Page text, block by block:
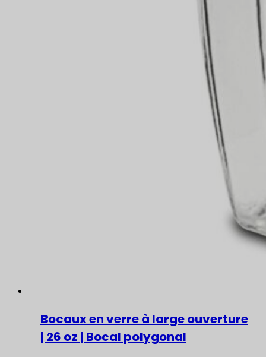
Bocaux en verre à large ouverture
| 26 oz | Bocal polygonal